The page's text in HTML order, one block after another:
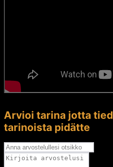
Arvioi tarina jotta
tarinoista pidätte